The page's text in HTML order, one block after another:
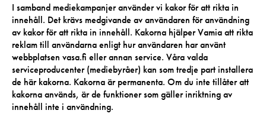
I samband mediekampanjer använder vi kakor för att rikta in
innehåll. Det krävs medgivande av användaren för användning
av kakor för att rikta in innehåll. Kakorna hjälper Vamia att rikta
reklam till användarna enligt hur användaren har använt
webbplatsen vasa.fi eller annan service. Våra valda
serviceproducenter (mediebyråer) kan som tredje part installera
de här kakorna. Kakorna är permanenta. Om du inte tillåter att
kakorna används, är de funktioner som gäller inriktning av
innehåll inte i användning.